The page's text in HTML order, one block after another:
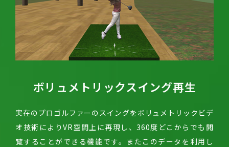
ボリュメトリックスイング再生
実在のプロゴルファーのスイングをボリュメトリックビデ
オ技術によりVR空間上に再現し、360度どこからでも閲
覧することができる機能です。またこのデータを利用し